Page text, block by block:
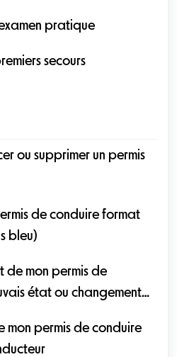
pratique
secours
ou supprimer un permis
de conduire format
bleu)
de mon permis de
état ou changement
mon permis de conduire